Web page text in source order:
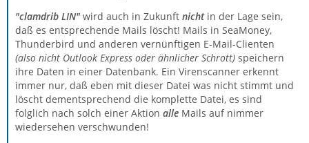
"clamdrib LIN" wird auch in Zukunft nichtin der Lage sein,
daß es entsprechende Mails löscht! Mails in SeaMoney,
Thunderbird und anderen vernünftigen E-Mail-Clienten
(also nicht Outlook Express oder ähnlicher Schrott) speichern
ihre Daten in einer Datenbank. Ein Virenscanner erkennt
immer nur, daß eben mit dieser Datei was nicht stimmt und
löscht dementsprechend die komplette Datei, es sind
folglich nach solch einer Aktion alle Mails auf nimmer
wiedersehen verschwunden!